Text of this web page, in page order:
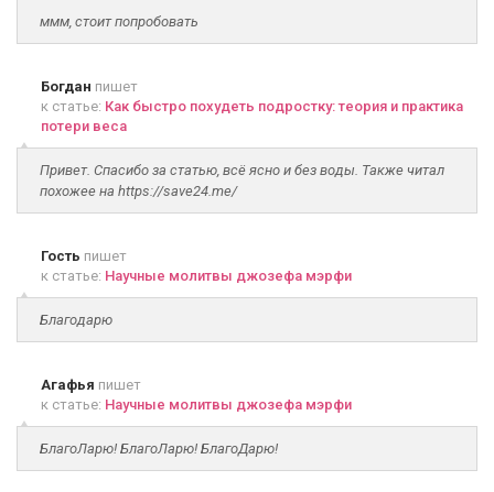
ммм, стоит попробовать
Богдан пишет
к статье: Как быстро похудеть подростку: теория и практика
потери веса
Привет. Спасибо за статью, всё ясно и без воды. Также читал
похожее на https://save24.me/
Гость пишет
к статье: Научные молитвы джозефа мэрфи
Благодарю
Агафья пишет
к статье: Научные молитвы джозефа мэрфи
БлагоЛарю! БлагоЛарю! БлагоДарю!